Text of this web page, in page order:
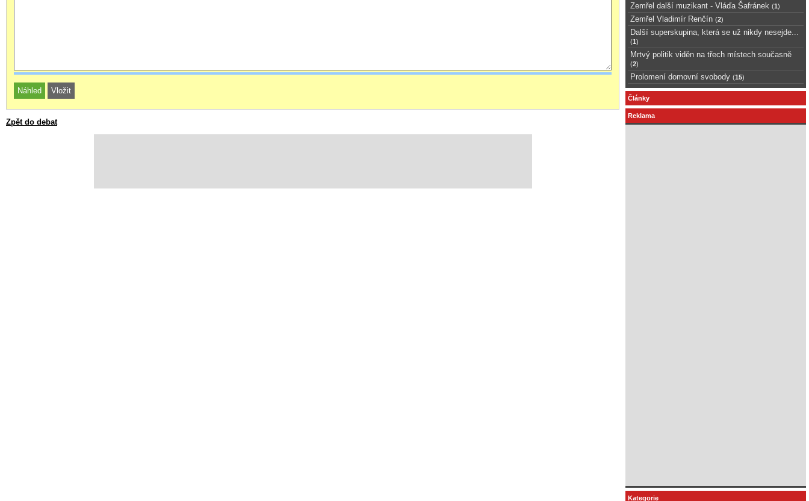
Zpět do debat
Zemřel další muzikant - Vláďa Šafránek (1 )
Zemřel Vladimír Renčín (2)
Další superskupina, která se už nikdy nesejde...
(1 )
Mrtvý politik viděn na třech místech současně
(2)
Prolomení domovní svobody (15)
Články
Reklama
Kategorie